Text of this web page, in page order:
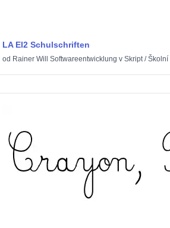
LA El2 Schulschriften
od Rainer Will Softwareentwicklung v Skript/Školní